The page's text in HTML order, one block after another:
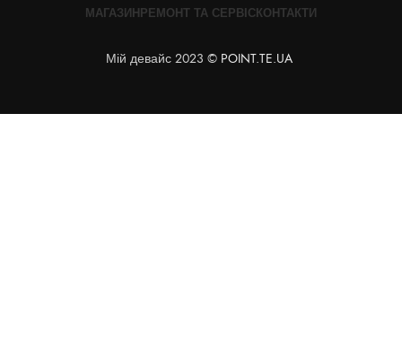
МАГАЗИНРЕМОНТ ТА СЕРВІСКОНТАКТИ
Мій девайс 2023 © POINT.TE.UA